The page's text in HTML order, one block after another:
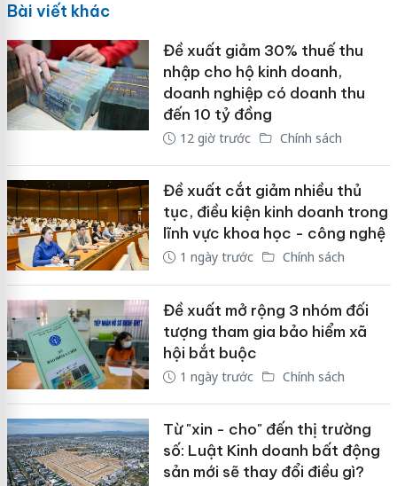
Bài viết khác
Đề xuất giảm 30% thuế thu
nhập cho hộ kinh doanh,
doanh nghiệp có doanh thu
đến 10 tỷ đồng
12 giờ trước Chính sách
Đề xuất cắt giảm nhiều thủ
tục, điều kiện kinh doanh trong
lĩnh vực khoa học - công nghệ
1 ngày trước Chính sách
Đề xuất mở rộng 3 nhóm đối
tượng tham gia bảo hiểm xã
hội bắt buộc
1 ngày trước Chính sách
Từ "xin - cho" đến thị trường
số: Luật Kinh doanh bất động
sản mới sẽ thay đổi điều gì?